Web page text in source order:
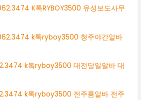
K톡RYBOY3500 유성보도사무
k톡ryboy3500 청주야간알바
k톡ryboy3500 대전당일알바 대
k톡ryboy3500 전주룸알바 전주